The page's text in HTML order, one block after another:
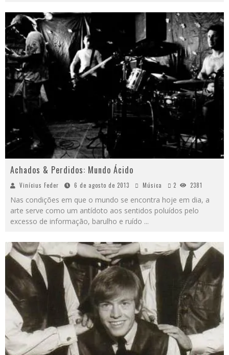
Achados & Perdidos: Mundo Ácido
Vinícius Feder 6 de agosto de 2013 Música 2 2381
Nas condições em que o mundo se encontra hoje em dia, a
arte serve como um antídoto aos sentidos poluídos pelo
excesso de informação, barulho e ruído ...